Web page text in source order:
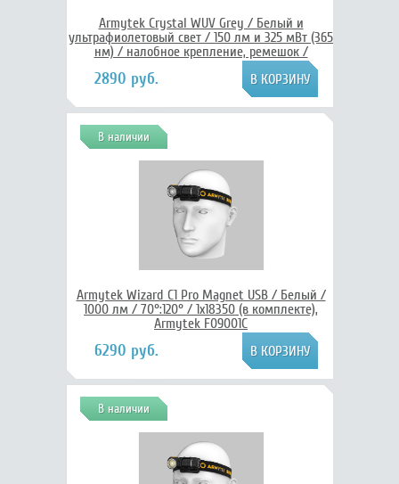
Armytek Crystal WUV Grey / Белый и
ультрафиолетовый свет / 150 лм и 325 мВт (365
нм) / налобное крепление, ремешок /
встроенный Li-Pol аккумулятор, Armytek
2890 руб.
В наличии
Armytek Wizard C1 Pro Magnet USB / Белый /
1000 лм / 70°:120° / 1x18350 (в комплекте),
Armytek F09001C
6290 руб.
В наличии